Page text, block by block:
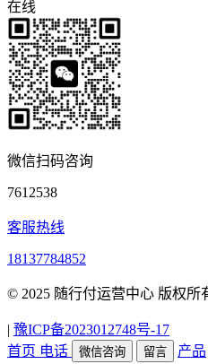
在线
微信扫码咨询
7612538
客服热线
18137784852
© 2025 随行付运营中心 版权所
| 豫ICP备2023012748号-17
首页 电话 微信咨询 留言 产品